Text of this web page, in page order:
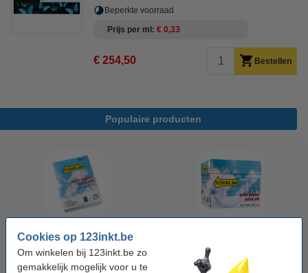
Cookies op 123inkt.be
Om winkelen bij 123inkt.be zo
gemakkelijk mogelijk voor u te
Beperkte voorraad
Prijs per ml € 0,33
€ 254,50 Bestellen
Populaire producten
123inkt kopieerpapier 1 pak van
500 vellen A4 - 80 g/m²
123inkt kopieerpapier 1 doos
van 2500 vellen A4 - 80 g/m²